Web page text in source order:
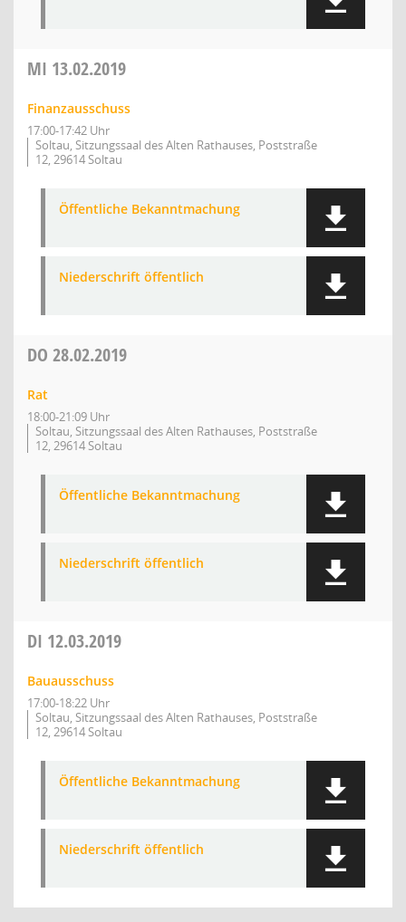
MI 13.02.2019
Finanzausschuss
17:00-17:42 Uhr
Soltau, Sitzungssaal des Alten Rathauses, Poststraße
12, 29614 Soltau
Öffentliche Bekanntmachung
Niederschrift öffentlich
DO 28.02.2019
Rat
18:00-21:09 Uhr
Soltau, Sitzungssaal des Alten Rathauses, Poststraße
12, 29614 Soltau
Öffentliche Bekanntmachung
Niederschrift öffentlich
DI 12.03.2019
Bauausschuss
17:00-18:22 Uhr
Soltau, Sitzungssaal des Alten Rathauses, Poststraße
12, 29614 Soltau
Öffentliche Bekanntmachung
Niederschrift öffentlich